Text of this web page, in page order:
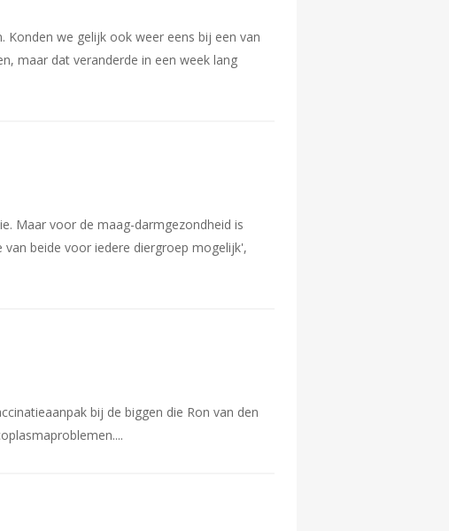
we gelijk ook weer eens bij een van
maar dat veranderde in een week lang
Maar voor de maag-darmgezondheid is
beide voor iedere diergroep mogelijk',
bij de biggen die Ron van den